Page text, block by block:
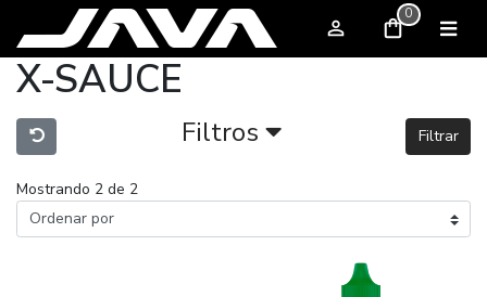
0
X-SAUCE
Filtros Filtrar
Mostrando 2 de 2